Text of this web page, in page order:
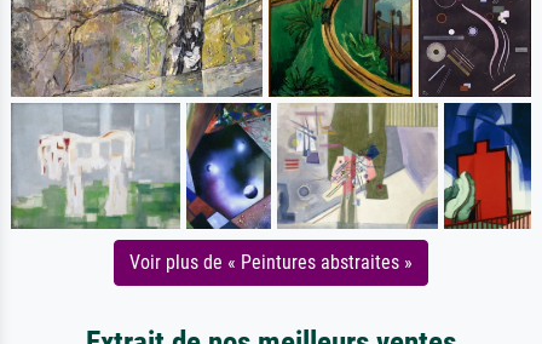
Voir plus de « Peintures abstraites »